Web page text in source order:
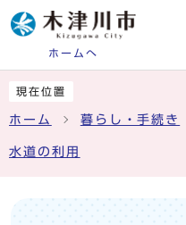
ホームへ
現在位置
ホーム 暮らし・手続き
水道の利用